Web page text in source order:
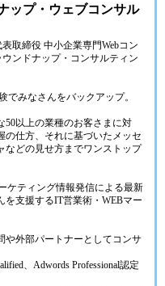
ップ・ウェブコンサル
取締役 中小企業専門Webコン
ンドナップ・コンサルティン
でみなさんをバックアップ。
50以上の業種のお客さまに対
の仕方、それに基づいたメッセ
などの見せ方までワンストップ
ケティング情報発信による最新
支援するIT営業術・WEBマー
や外部パートナーとしてコンサ
、Adwords Professional認定